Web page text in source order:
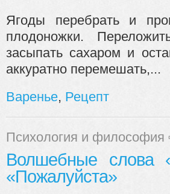
Ягоды перебрать и
плодоножки.
засыпать сахаром и
аккуратно перемешать,...
Варенье, Рецепт
Психология и философия
Волшебные слова
«Пожалуйста»